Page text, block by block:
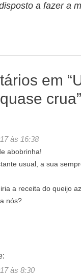
a fazer a
em “
crua”
às 16:38
abobrinha!
usual, a sua
a receita do queijo
nós?
às 8:30